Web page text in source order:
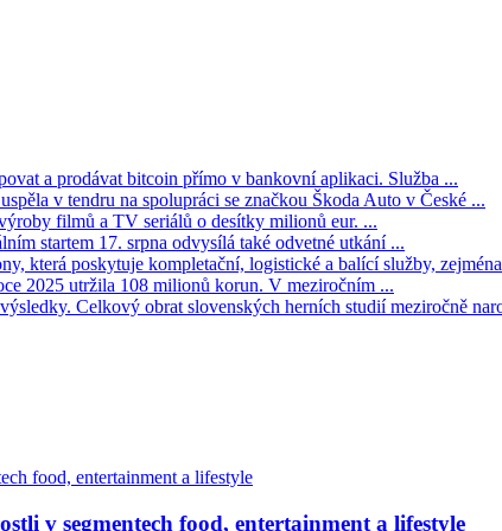
a prodávat bitcoin přímo v bankovní aplikaci. Služba ...
v tendru na spolupráci se značkou Škoda Auto v České ...
filmů a TV seriálů o desítky milionů eur. ...
startem 17. srpna odvysílá také odvetné utkání ...
která poskytuje kompletační, logistické a balící služby,
2025 utržila 108 milionů korun. V meziročním ...
Celkový obrat slovenských herních studií meziročně
v segmentech food, entertainment a lifestyle